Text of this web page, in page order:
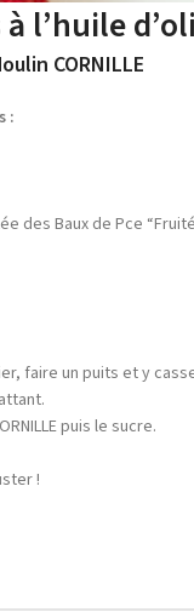
l’huile
CORNILLE
:
des Baux de Pce
faire un puits et y
puis le sucre.
!